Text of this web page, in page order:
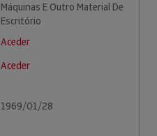
Máquinas E Outro Material De
Escritório
Aceder
Aceder
1969/01/28